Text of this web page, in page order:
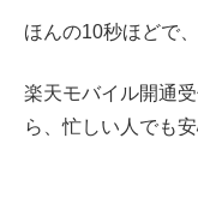
ほんの10秒ほどで
楽天モバイル開通
ら、忙しい人でも